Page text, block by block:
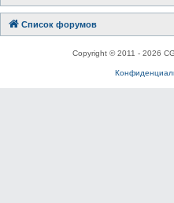
Список форумов
Copyright © 2011 - 2026